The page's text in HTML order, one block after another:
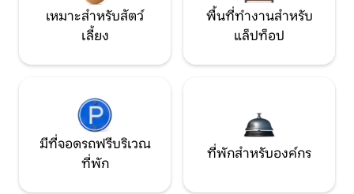
เหมาะสำหรับสัตว์
เลี้ยง
พื้นที่ทำงานสำหรับ
แล็ปท็อป
มีที่จอดรถฟรีบริเวณ
ที่พัก
ที่พักสำหรับองค์กร